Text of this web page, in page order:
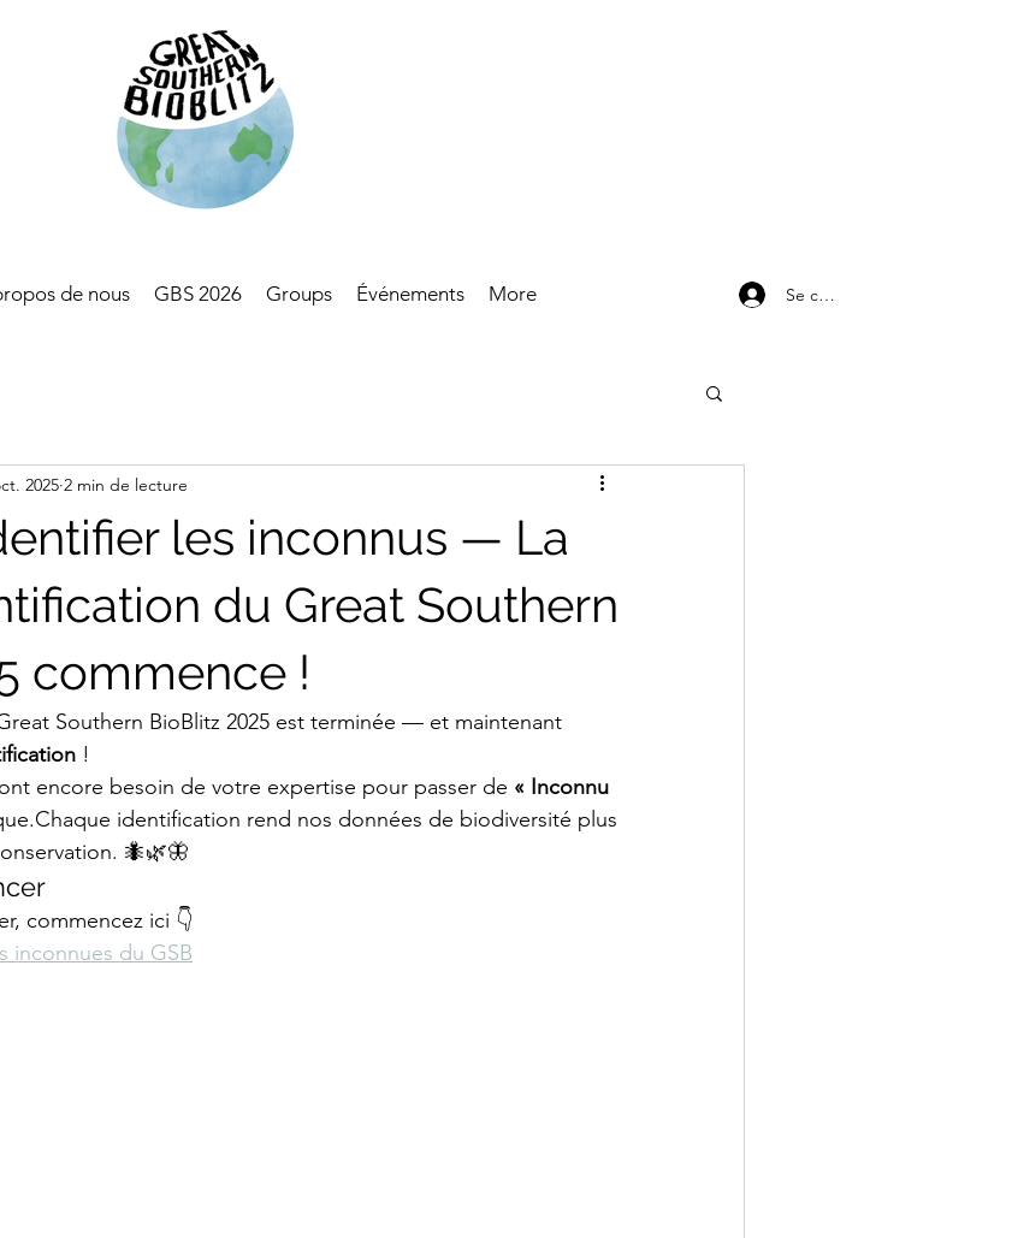
de nous GBS 2026 Groups Événements More Se connecter
les inconnus — La
du Great Southern
commence !
2025 2 min de lecture
Southern BioBlitz 2025 est terminée — et maintenant
!
encore besoin de votre expertise pour passer de « Inconnu
identification rend nos données de biodiversité plus
🐜🌿🦋
commencez ici 👇
inconnues du GSB